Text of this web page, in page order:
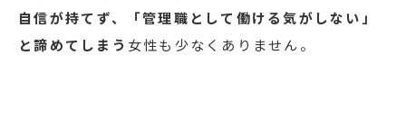
自信が持てず、「管理職として働ける気がしない」
と諦めてしまう 女性も少なくありません。